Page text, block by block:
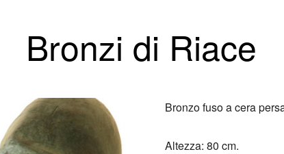
Bronzi di Riace
Bronzo fuso a cera
Altezza: 80 cm.